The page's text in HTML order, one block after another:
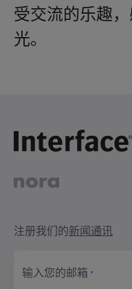
受交流的乐趣
光。
注册我们的新闻通讯
输入您的邮箱